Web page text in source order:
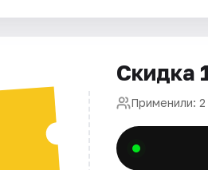
Скидка
Применили: